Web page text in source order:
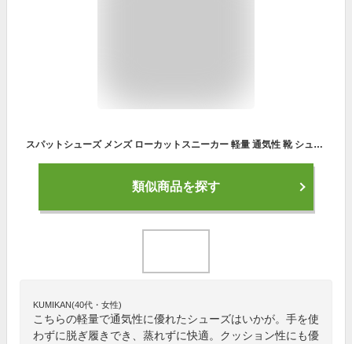
スパットシューズ メンズ ローカットスニーカー 軽量 通気性 靴 シューズ 手を使わずに履ける ハンズフリー セダークレスト CEDAR CREST CC-81175 ブラック
類似商品を探す
KUMIKAN(40代・女性)
こちらの軽量で通気性に優れたシューズはいかが。手を使
わずに脱ぎ履きでき、蒸れずに快適。クッション性にも優